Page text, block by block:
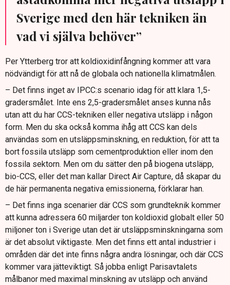
Sverige med den här tekniken än
vad vi själva behöver”
Per Ytterberg tror att koldioxidinfångning kommer att vara
nödvändigt för att nå de globala och nationella klimatmålen.
– Det finns inget av IPCC:s scenario idag för att klara 1,5-
gradersmålet. Inte ens 2,5-gradersmålet anses kunna nås
utan att du har CCS-tekniken eller negativa utsläpp i någon
form. Men du ska också komma ihåg att CCS kan dels
användas som en utsläppsminskning, en reduktion, för att ta
bort fossila utsläpp som cementproduktion eller inom den
fossila sektorn. Men om du sätter den på biogena utsläpp,
bio-CCS, eller det man kallar Direct Air Capture, då skapar du
de här permanenta negativa emissionerna, förklarar han.
– Det finns inga scenarier där CCS som grundteknik kommer
att kunna adressera 60 miljarder ton koldioxid globalt eller 50
miljoner ton i Sverige utan det är utsläppsminskningarna som
är det absolut viktigaste. Men det finns ett antal industrier i
områden där det inte finns några andra lösningar, och där CCS
kommer vara jätteviktigt. Så jobba enligt Parisavtalets
målbanor med maximal minskning av utsläpp och använd